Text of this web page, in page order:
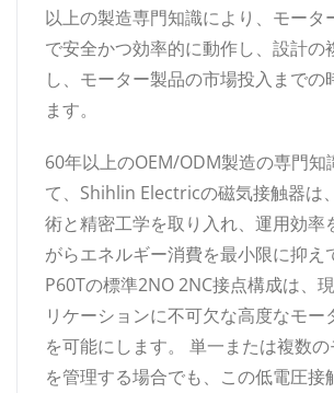
以上の製造専門知識により、モータ
で安全かつ効率的に動作し、設計の
し、モーター製品の市場投入までの
ます。
60年以上のOEM/ODM製造の専門知
て、Shihlin Electricの磁気接触器は
術と精密工学を取り入れ、運用効率
がらエネルギー消費を最小限に抑え
P60Tの標準2NO 2NC接点構成は、
リケーションに不可欠な高度なモー
を可能にします。 単一または複数
を管理する場合でも、この低電圧接